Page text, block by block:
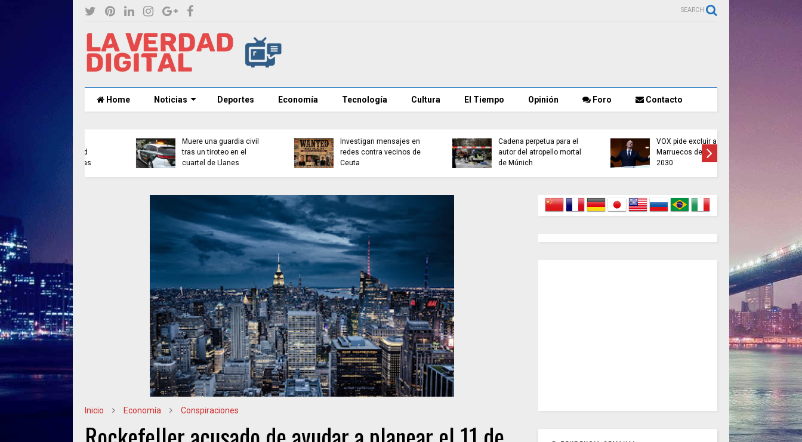
SEARCH
Home Noticias Deportes Economía Tecnología Cultura El Tiempo Opinión Foro Contacto
Muere una guardia civil
tras un tiroteo en el
cuartel de Llanes
Investigan mensajes en
redes contra vecinos de
Ceuta
Cadena perpetua para el
autor del atropello mortal
de Múnich
VOX pide excluir a
Marruecos del Mundial
2030
Inicio Economía Conspiraciones